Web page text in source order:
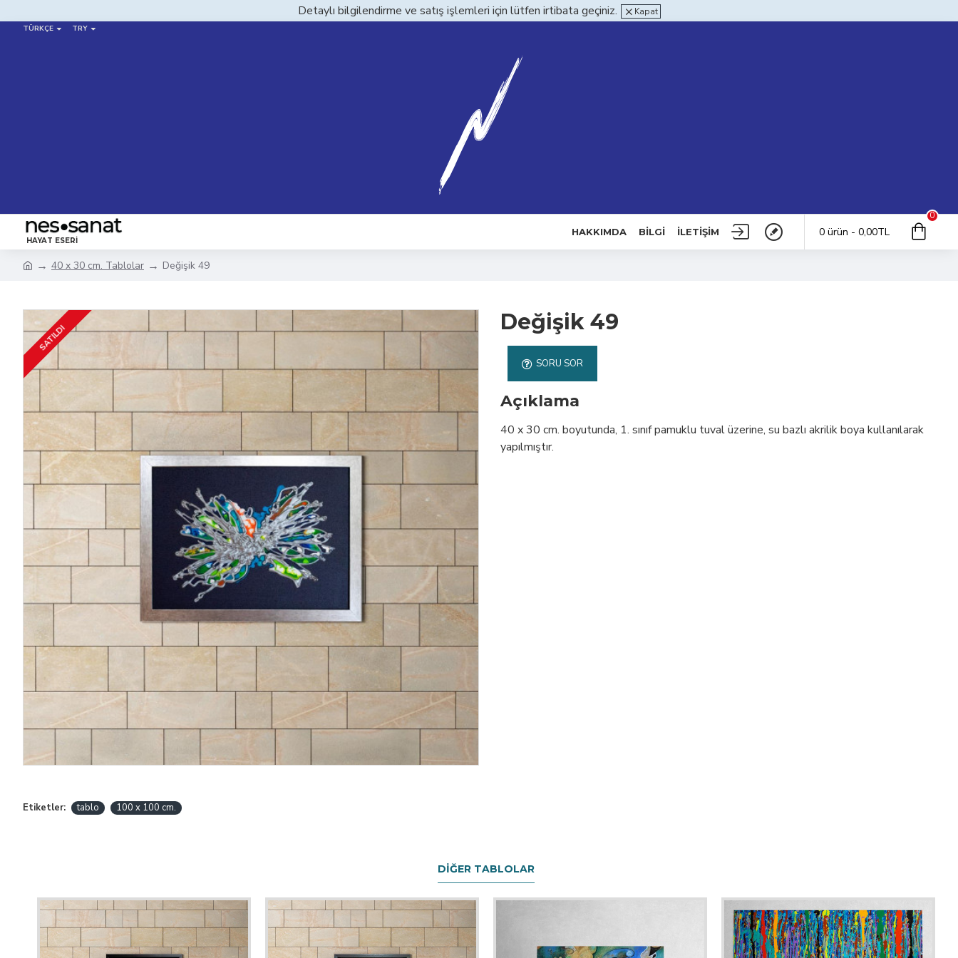
Detaylı bilgilendirme ve satış işlemleri için lütfen irtibata geçiniz. Kapat
TÜRKÇE TRY
HAYAT ESERI
HAKKIMDA BILGI İLETIŞIM 0 ürün - 0,00TL
0
40 x 30 cm. Tablolar Değişik 49
SATILDI
Değişik 49
SORU SOR
Açıklama
40 x 30 cm. boyutunda, 1. sınıf pamuklu tuval üzerine, su bazlı akrilik boya kullanılarak
yapılmıştır.
Etiketler: tablo 100 x 100 cm.
DIĞER TABLOLAR